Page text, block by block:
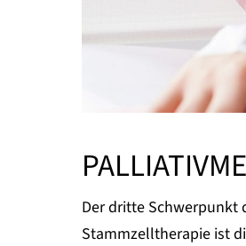
Der dritte Schwerpunkt
Stammzelltherapie ist